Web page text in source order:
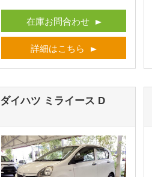
在庫お問合わせ
詳細はこちら
ダイハツ ミライース D